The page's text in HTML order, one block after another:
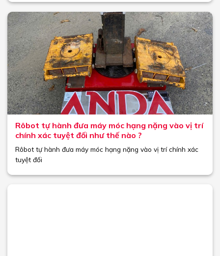
Rôbot tự hành đưa máy móc hạng nặng vào vị trí
chính xác tuyệt đối như thế nào ?
Rôbot tự hành đưa máy móc hạng nặng vào vị trí chính xác
tuyệt đối